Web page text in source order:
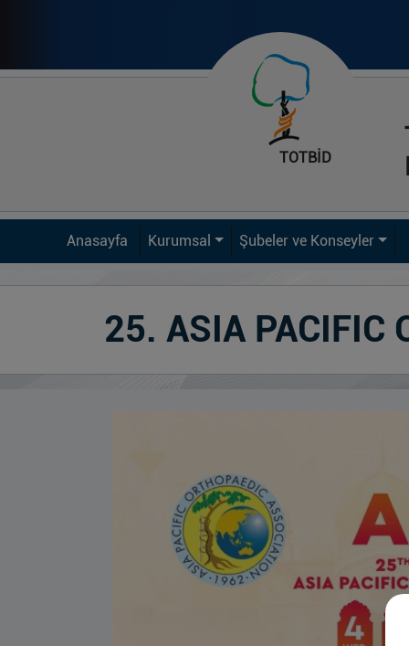
TOTBİD
Anasayfa Kurumsal Şubeler ve Konseyler
25. ASIA PACIFIC